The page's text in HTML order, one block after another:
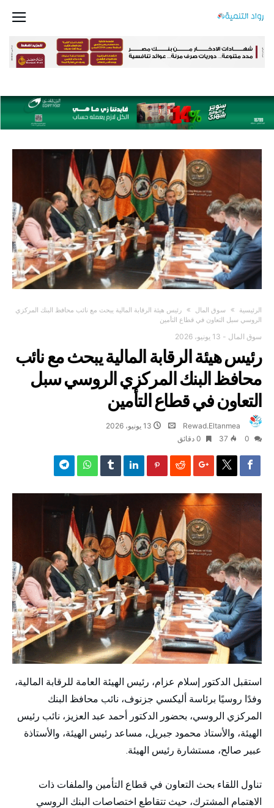
‫الرئيسية‬ سوق المال
رئيس هيئة الرقابة المالية يبحث مع نائب محافظ البنك المركزي
الروسي سبل التعاون في قطاع التأمين
سوق المال - 13 يونيو، 2026
رئيس هيئة الرقابة المالية يبحث مع نائب
محافظ البنك المركزي الروسي سبل
التعاون في قطاع التأمين
Rewad.Eltanmea
13 يونيو، 2026
37 0 ‫دقائق‬
استقبل الدكتور إسلام عزام، رئيس الهيئة العامة للرقابة المالية،
وفدًا روسيًا برئاسة أليكسي جزنوف، نائب محافظ البنك
المركزي الروسي، بحضور الدكتور أحمد عبد العزيز، نائب رئيس
الهيئة، والأستاذ محمود جبريل، مساعد رئيس الهيئة، والأستاذة
عبير صالح، مستشارة رئيس الهيئة.
تناول اللقاء بحث التعاون في قطاع التأمين والملفات ذات
الاهتمام المشترك، حيث تتقاطع اختصاصات البنك الروسي